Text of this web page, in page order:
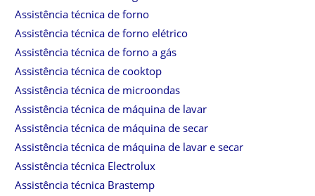
Assistência técnica de forno
Assistência técnica de forno elétrico
Assistência técnica de forno a gás
Assistência técnica de cooktop
Assistência técnica de microondas
Assistência técnica de máquina de lavar
Assistência técnica de máquina de secar
Assistência técnica de máquina de lavar e secar
Assistência técnica Electrolux
Assistência técnica Brastemp